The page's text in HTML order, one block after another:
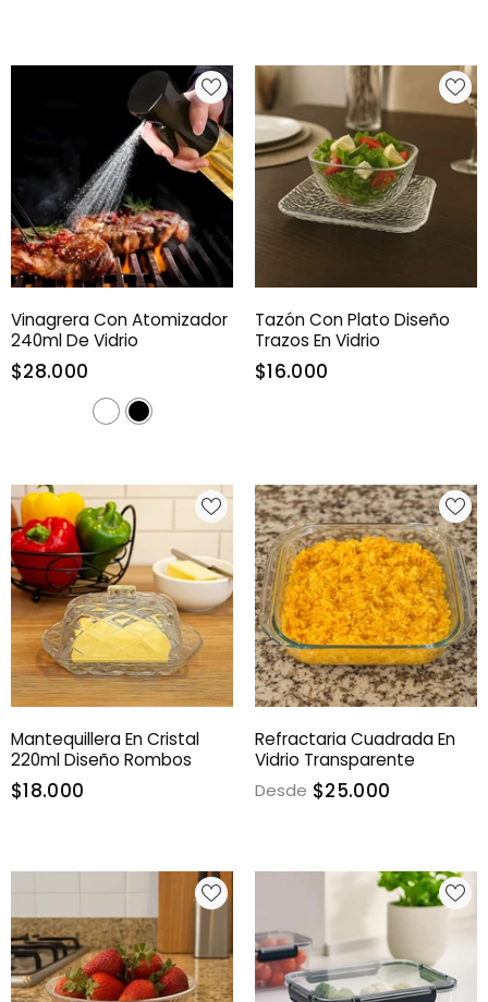
Vinagrera Con Atomizador
240ml De Vidrio
$28.000
Tazón Con Plato Diseño
Trazos En Vidrio
$16.000
Mantequillera En Cristal
220ml Diseño Rombos
$18.000
Refractaria Cuadrada En
Vidrio Transparente
Desde $25.000